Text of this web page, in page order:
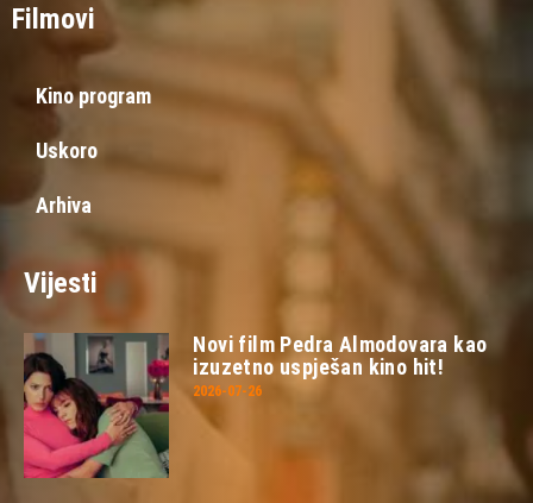
Filmovi
Kino program
Uskoro
Arhiva
Vijesti
Novi film Pedra Almodovara kao
izuzetno uspješan kino hit!
2026-07-26